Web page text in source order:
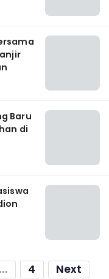
Baru
di
... 4 Next